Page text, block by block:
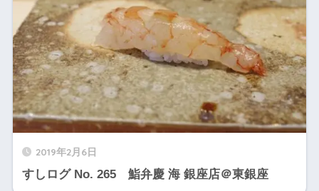
2019年2月6日
すしログ No. 265 鮨弁慶 海 銀座店＠東銀座